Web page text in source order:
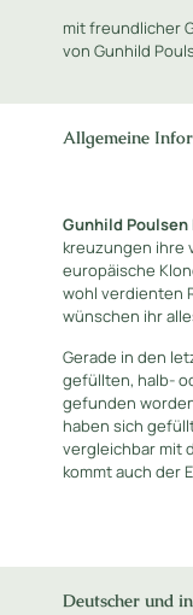
mit freundlicher
von Gunhild
Allgemeine
Gunhild Poulsen
kreuzungen ihre
europäische
wohl verdienten
wünschen ihr
Gerade in den
gefüllten, halb-
gefunden
haben sich
vergleichbar mit
kommt auch der
Deutscher und